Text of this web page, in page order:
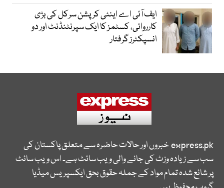
ایف آئی اے اینٹی کرپشن سرکل کی بڑی
کارروائی، کسٹمز کا ایک سپرنٹنڈنٹ اور دو
انسپکٹرز گرفتار
express.pkخبروں اور حالات حاضرہ سے متعلق پاکستان کی
سب سے زیادہ وزٹ کی جانے والی ویب سائٹ ہے۔ اس ویب سائٹ
پر شائع شدہ تمام مواد کے جملہ حقوق بحق ایکسپریس میڈیا